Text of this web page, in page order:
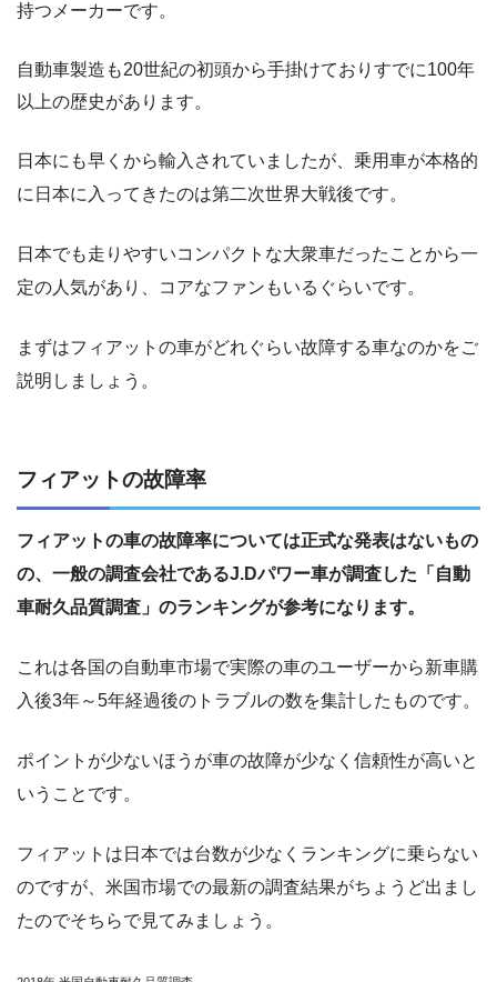
持つメーカーです。
自動車製造も20世紀の初頭から手掛けておりすでに100年
以上の歴史があります。
日本にも早くから輸入されていましたが、乗用車が本格的
に日本に入ってきたのは第二次世界大戦後です。
日本でも走りやすいコンパクトな大衆車だったことから一
定の人気があり、コアなファンもいるぐらいです。
まずはフィアットの車がどれぐらい故障する車なのかをご
説明しましょう。
フィアットの故障率
フィアットの車の故障率については正式な発表はないもの
の、一般の調査会社であるJ.Dパワー車が調査した「自動
車耐久品質調査」のランキングが参考になります。
これは各国の自動車市場で実際の車のユーザーから新車購
入後3年～5年経過後のトラブルの数を集計したものです。
ポイントが少ないほうが車の故障が少なく信頼性が高いと
いうことです。
フィアットは日本では台数が少なくランキングに乗らない
のですが、米国市場での最新の調査結果がちょうど出まし
たのでそちらで見てみましょう。